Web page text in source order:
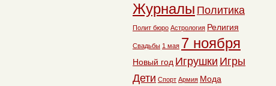
Журналы Политика
Полит бюро Астрология Религия
Свадьбы 1 мая 7 ноября
Новый год Игрушки Игры
Дети Спорт Армия Мода